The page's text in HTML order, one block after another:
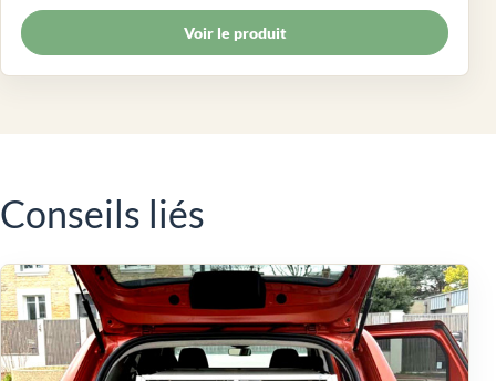
Voir le produit
Conseils liés